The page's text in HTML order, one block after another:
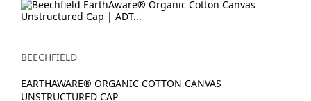
BEECHFIELD
EARTHAWARE® ORGANIC COTTON CANVAS
UNSTRUCTURED CAP